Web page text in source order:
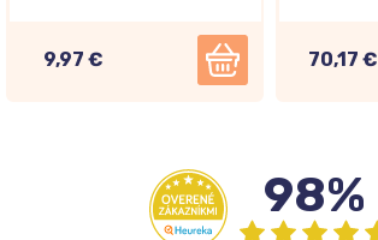
9,97 € 70,17 €
98%